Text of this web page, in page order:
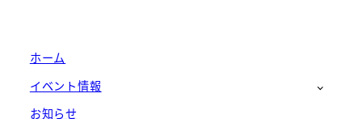
ホーム
イベント情報
お知らせ